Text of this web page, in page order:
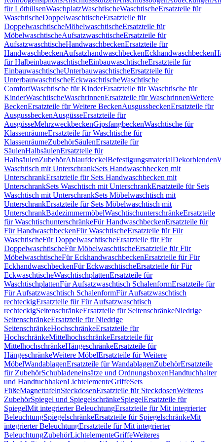
für LöthülsenWaschplatzWaschtischeWaschtischeErsatzteile für
WaschtischeDoppelwaschtischeErsatzteile für
DoppelwaschtischeMöbelwaschtischeErsatzteile für
MöbelwaschtischeAufsatzwaschtischeErsatzteile für
AufsatzwaschtischeHandwaschbeckenErsatzteile für
HandwaschbeckenAufsatzhandwaschbeckenEckhandwaschbecken
für HalbeinbauwaschtischeEinbauwaschtischeErsatzteile für
EinbauwaschtischeUnterbauwaschtischeErsatzteile für
UnterbauwaschtischeEckwaschtischeWaschtische
ComfortWaschtische für KinderErsatzteile für Waschtische für
KinderWaschtischeWaschrinnenErsatzteile für WaschrinnenWeitere
BeckenErsatzteile für Weitere BeckenAusgussbeckenErsatzteile für
AusgussbeckenAusgüsseErsatzteile für
AusgüsseMehrzweckbeckenGipsfangbeckenWaschtische für
KlassenräumeErsatzteile für Waschtische für
KlassenräumeZubehörSäulenErsatzteile für
SäulenHalbsäulenErsatzteile für
HalbsäulenZubehörAblaufdeckelBefestigungsmaterialDekorblenden
Waschtisch mit UnterschrankSets Handwaschbecken mit
UnterschrankErsatzteile für Sets Handwaschbecken mit
UnterschrankSets Waschtisch mit UnterschrankErsatzteile für Sets
Waschtisch mit UnterschrankSets Möbelwaschtisch mit
UnterschrankErsatzteile für Sets Möbelwaschtisch mit
UnterschrankBadezimmermöbelWaschtischunterschränkeErsatzteile
für WaschtischunterschränkeFür HandwaschbeckenErsatzteile für
Für HandwaschbeckenFür WaschtischeErsatzteile für Für
WaschtischeFür DoppelwaschtischeErsatzteile für Für
DoppelwaschtischeFür MöbelwaschtischeErsatzteile für Für
MöbelwaschtischeFür EckhandwaschbeckenErsatzteile für Für
EckhandwaschbeckenFür EckwaschtischeErsatzteile für Für
EckwaschtischeWaschtischplattenErsatzteile für
WaschtischplattenFür Aufsatzwaschtisch SchalenformErsatzteile für
Für Aufsatzwaschtisch SchalenformFür Aufsatzwaschtisch
rechteckigErsatzteile für Für Aufsatzwaschtisch
rechteckigSeitenschränkeErsatzteile für SeitenschränkeNiedrige
SeitenschränkeErsatzteile für Niedrige
SeitenschränkeHochschränkeErsatzteile für
HochschränkeMittelhochschränkeErsatzteile für
MittelhochschränkeHängeschränkeErsatzteile für
HängeschränkeWeitere MöbelErsatzteile für Weitere
MöbelWandablagenErsatzteile für WandablagenZubehörErsatzteile
für ZubehörSchubladeneinsätze und OrdnungsboxenHandtuchhalter
und HandtuchhakenLichtelementeGriffeSets
FüßeMagnettafelnSteckdosenErsatzteile für SteckdosenWeiteres
ZubehörSpiegel und SpiegelschränkeSpiegelErsatzteile für
SpiegelMit integrierter BeleuchtungErsatzteile für Mit integrierter
BeleuchtungSpiegelschränkeErsatzteile für SpiegelschränkeMit
integrierter BeleuchtungErsatzteile für Mit integrierter
BeleuchtungZubehörLichtelementeGriffeWeiteres